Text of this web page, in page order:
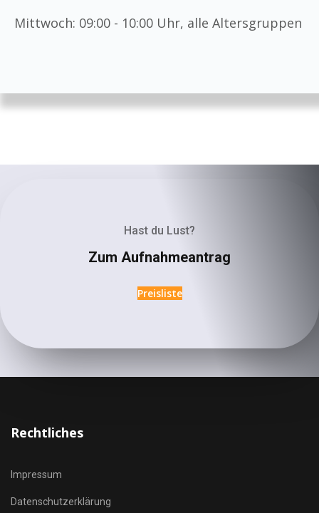
Mittwoch: 09:00 - 10:00 Uhr, alle Altersgruppen
Hast du Lust?
Zum Aufnahmeantrag
Preisliste
Rechtliches
Impressum
Datenschutzerklärung